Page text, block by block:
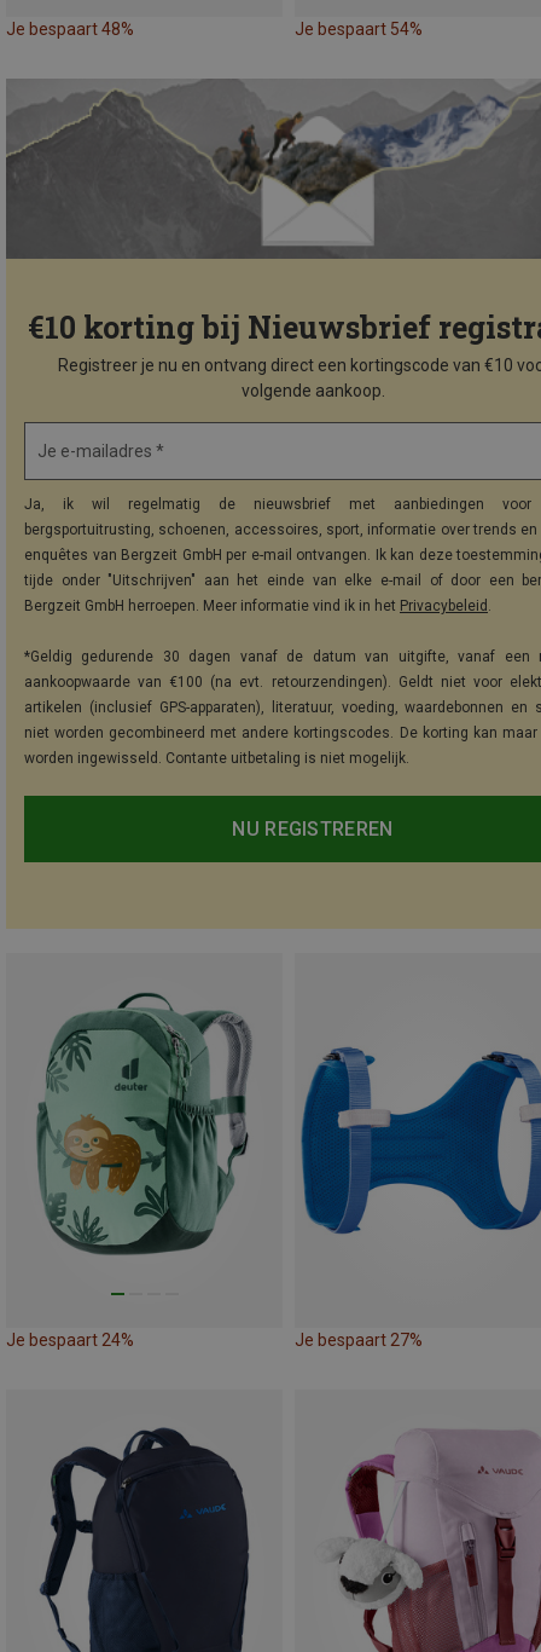
Je bespaart 48% Je bespaart 54%
€10 korting bij Nieuwsbrief
Registreer je nu en ontvang direct een kortingscode van €10
volgende aankoop.
Je e-mailadres *
Ja, ik wil regelmatig de nieuwsbrief met aanbiedingen voor
bergsportuitrusting, schoenen, accessoires, sport, informatie over trends
enquêtes van Bergzeit GmbH per e-mail ontvangen. Ik kan deze
tijde onder "Uitschrijven" aan het einde van elke e-mail of door een
Bergzeit GmbH herroepen. Meer informatie vind ik in het Privacybeleid .
*Geldig gedurende 30 dagen vanaf de datum van uitgifte, vanaf een
aankoopwaarde van €100 (na evt. retourzendingen). Geldt niet voor
artikelen (inclusief GPS-apparaten), literatuur, voeding, waardebonnen en
niet worden gecombineerd met andere kortingscodes. De korting kan maar
worden ingewisseld. Contante uitbetaling is niet mogelijk.
NU REGISTREREN
Je bespaart 24% Je bespaart 27%